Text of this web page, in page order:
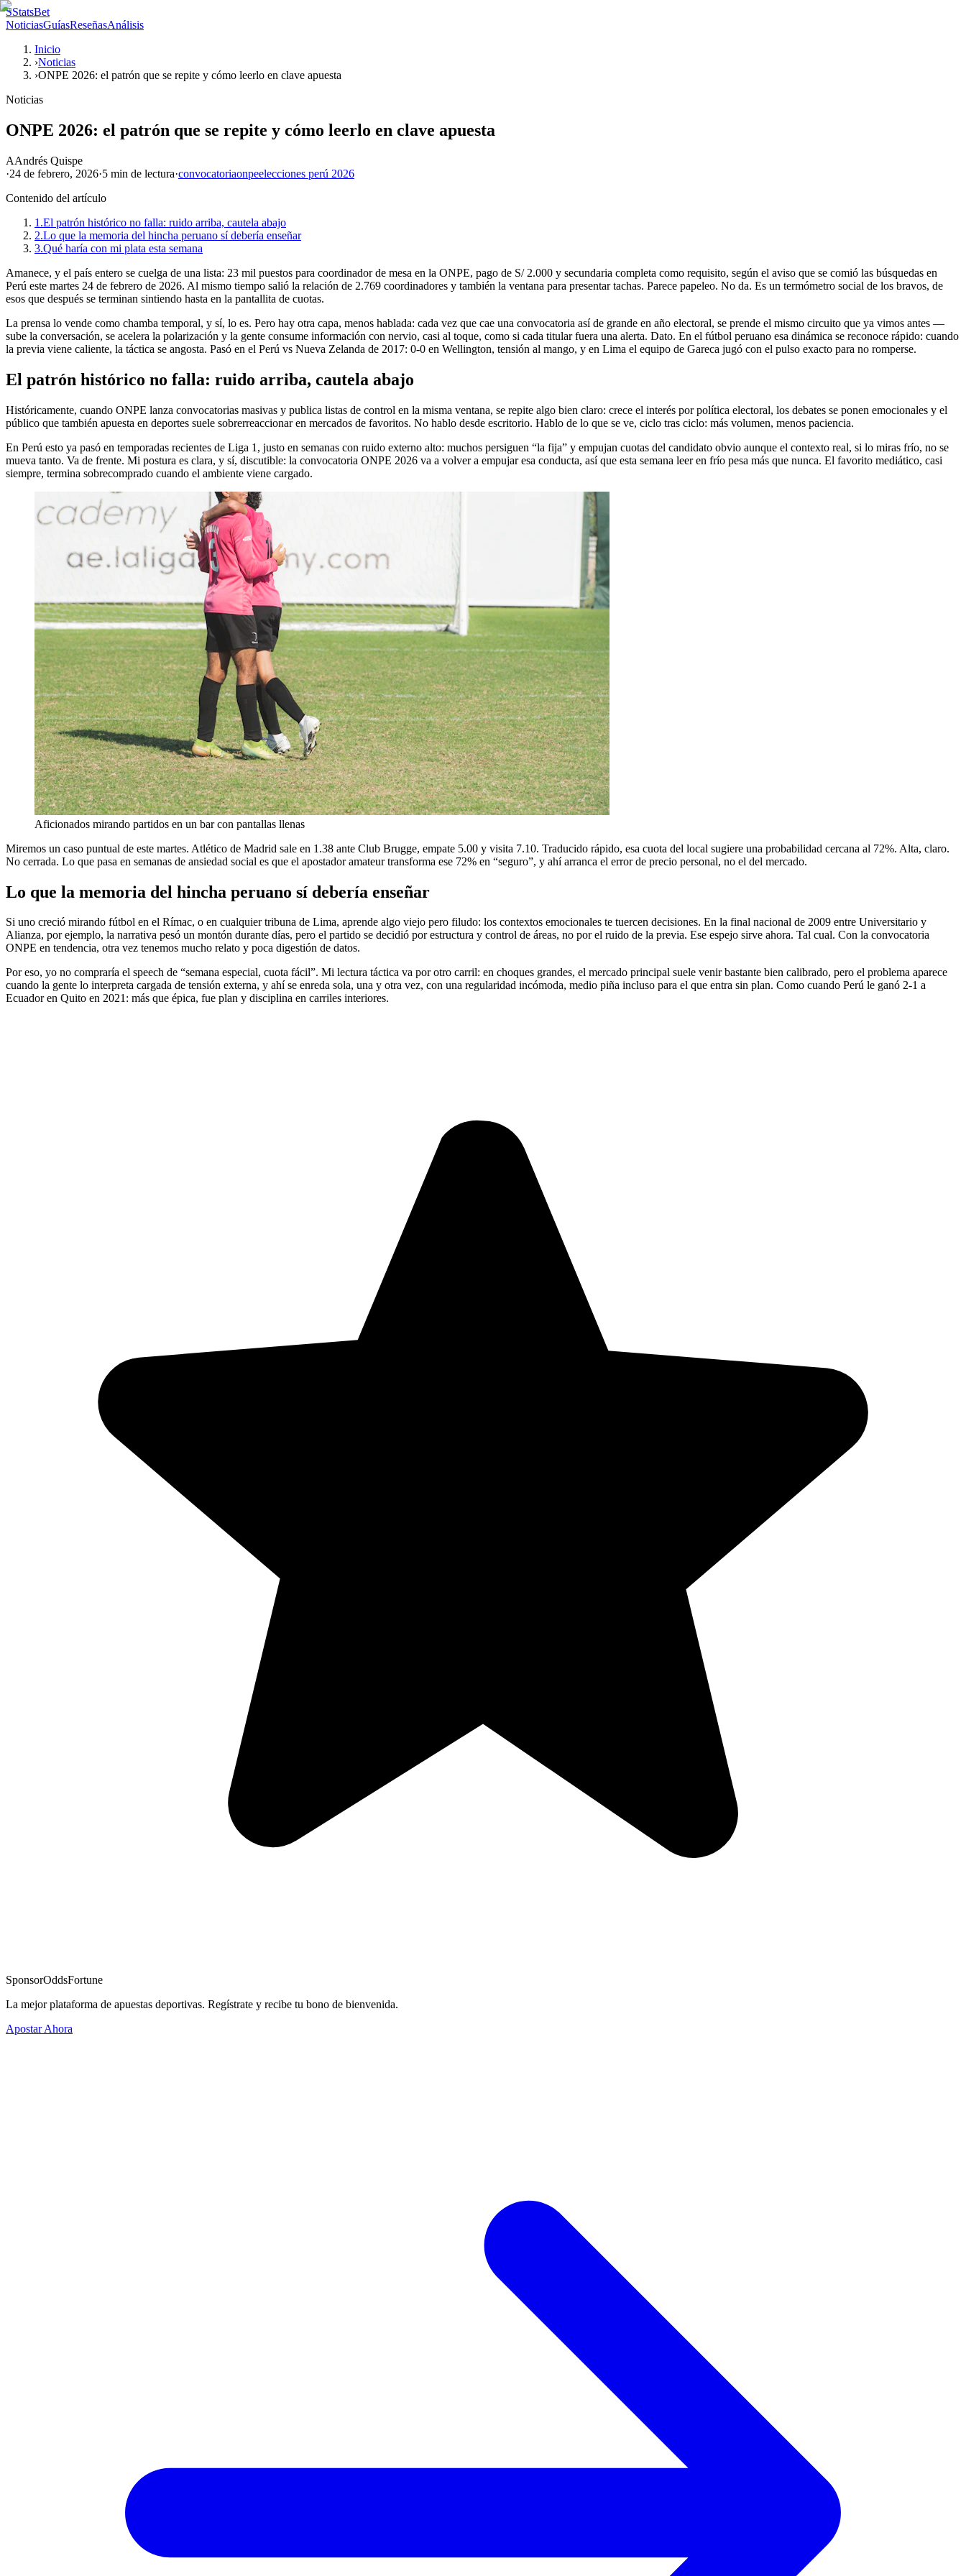
SStatsBet
NoticiasGuíasReseñasAnálisis
Inicio
›Noticias
›ONPE 2026: el patrón que se repite y cómo leerlo en clave apuesta
Noticias
ONPE 2026: el patrón que se repite y cómo leerlo en clave apuesta
AAndrés Quispe
·24 de febrero, 2026·5 min de lectura·convocatoriaonpeelecciones perú 2026
Contenido del artículo
1.El patrón histórico no falla: ruido arriba, cautela abajo
2.Lo que la memoria del hincha peruano sí debería enseñar
3.Qué haría con mi plata esta semana
Amanece, y el país entero se cuelga de una lista: 23 mil puestos para coordinador de mesa en la ONPE, pago de S/ 2.000 y secundaria completa como requisito, según el aviso que se comió las búsquedas en
Perú este martes 24 de febrero de 2026. Al mismo tiempo salió la relación de 2.769 coordinadores y también la ventana para presentar tachas. Parece papeleo. No da. Es un termómetro social de los bravos, de
esos que después se terminan sintiendo hasta en la pantallita de cuotas.
La prensa lo vende como chamba temporal, y sí, lo es. Pero hay otra capa, menos hablada: cada vez que cae una convocatoria así de grande en año electoral, se prende el mismo circuito que ya vimos antes —
sube la conversación, se acelera la polarización y la gente consume información con nervio, casi al toque, como si cada titular fuera una alerta. Dato. En el fútbol peruano esa dinámica se reconoce rápido: cuando
la previa viene caliente, la táctica se angosta. Pasó en el Perú vs Nueva Zelanda de 2017: 0-0 en Wellington, tensión al mango, y en Lima el equipo de Gareca jugó con el pulso exacto para no romperse.
El patrón histórico no falla: ruido arriba, cautela abajo
Históricamente, cuando ONPE lanza convocatorias masivas y publica listas de control en la misma ventana, se repite algo bien claro: crece el interés por política electoral, los debates se ponen emocionales y el
público que también apuesta en deportes suele sobrerreaccionar en mercados de favoritos. No hablo desde escritorio. Hablo de lo que se ve, ciclo tras ciclo: más volumen, menos paciencia.
En Perú esto ya pasó en temporadas recientes de Liga 1, justo en semanas con ruido externo alto: muchos persiguen “la fija” y empujan cuotas del candidato obvio aunque el contexto real, si lo miras frío, no se
mueva tanto. Va de frente. Mi postura es clara, y sí, discutible: la convocatoria ONPE 2026 va a volver a empujar esa conducta, así que esta semana leer en frío pesa más que nunca. El favorito mediático, casi
siempre, termina sobrecomprado cuando el ambiente viene cargado.
Aficionados mirando partidos en un bar con pantallas llenas
Miremos un caso puntual de este martes. Atlético de Madrid sale en 1.38 ante Club Brugge, empate 5.00 y visita 7.10. Traducido rápido, esa cuota del local sugiere una probabilidad cercana al 72%. Alta, claro.
No cerrada. Lo que pasa en semanas de ansiedad social es que el apostador amateur transforma ese 72% en “seguro”, y ahí arranca el error de precio personal, no el del mercado.
Lo que la memoria del hincha peruano sí debería enseñar
Si uno creció mirando fútbol en el Rímac, o en cualquier tribuna de Lima, aprende algo viejo pero filudo: los contextos emocionales te tuercen decisiones. En la final nacional de 2009 entre Universitario y
Alianza, por ejemplo, la narrativa pesó un montón durante días, pero el partido se decidió por estructura y control de áreas, no por el ruido de la previa. Ese espejo sirve ahora. Tal cual. Con la convocatoria
ONPE en tendencia, otra vez tenemos mucho relato y poca digestión de datos.
Por eso, yo no compraría el speech de “semana especial, cuota fácil”. Mi lectura táctica va por otro carril: en choques grandes, el mercado principal suele venir bastante bien calibrado, pero el problema aparece
cuando la gente lo interpreta cargada de tensión externa, y ahí se enreda sola, una y otra vez, con una regularidad incómoda, medio piña incluso para el que entra sin plan. Como cuando Perú le ganó 2-1 a
Ecuador en Quito en 2021: más que épica, fue plan y disciplina en carriles interiores.
SponsorOddsFortune
La mejor plataforma de apuestas deportivas. Regístrate y recibe tu bono de bienvenida.
Apostar Ahora